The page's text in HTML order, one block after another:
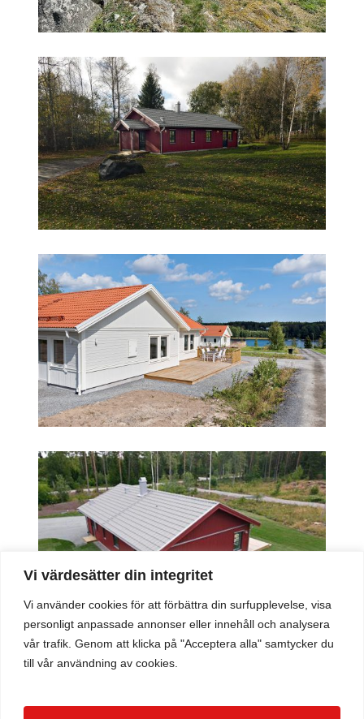
Vi värdesätter din integritet
Vi använder cookies för att förbättra din surfupplevelse, visa
personligt anpassade annonser eller innehåll och analysera
vår trafik. Genom att klicka på "Acceptera alla" samtycker du
till vår användning av cookies.